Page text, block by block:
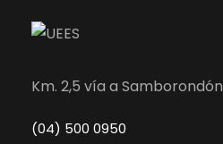
Km. 2,5 vía a Samborondón
(04) 500 0950